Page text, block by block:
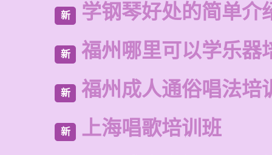
新 学钢琴好处的简单介
新 福州哪里可以学乐器
新 福州成人通俗唱法培
新 上海唱歌培训班